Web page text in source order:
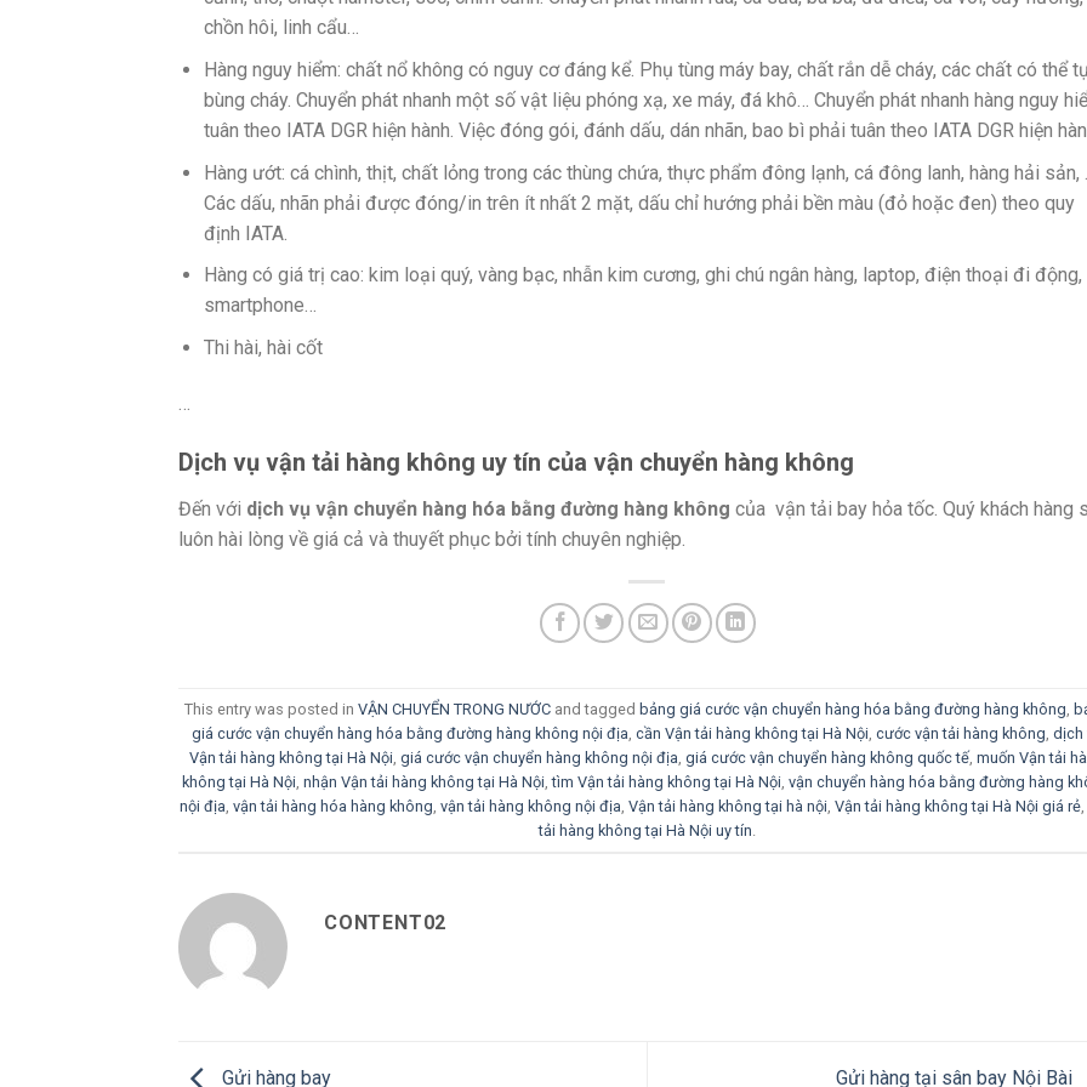
chồn hôi, linh cẩu…
Hàng nguy hiểm: chất nổ không có nguy cơ đáng kể. Phụ tùng máy bay, chất rắn dễ cháy, các chất có thể
bùng cháy. Chuyển phát nhanh một số vật liệu phóng xạ, xe máy, đá khô… Chuyển phát nhanh hàng nguy
tuân theo IATA DGR hiện hành. Việc đóng gói, đánh dấu, dán nhãn, bao bì phải tuân theo IATA DGR hiện
Hàng ướt: cá chình, thịt, chất lỏng trong các thùng chứa, thực phẩm đông lạnh, cá đông lanh, hàng hải sản, …
Các dấu, nhãn phải được đóng/in trên ít nhất 2 mặt, dấu chỉ hướng phải bền màu (đỏ hoặc đen) theo quy
định IATA.
Hàng có giá trị cao: kim loại quý, vàng bạc, nhẫn kim cương, ghi chú ngân hàng, laptop, điện thoại đi động,
smartphone…
Thi hài, hài cốt
Dịch vụ vận tải hàng không uy tín của vận chuyển hàng không
Đến với dịch vụ vận chuyển hàng hóa bằng đường hàng không của vận tải bay hỏa tốc. Quý khách hàng
luôn hài lòng về giá cả và thuyết phục bởi tính chuyên nghiệp.
This entry was posted in VẬN CHUYỂN TRONG NƯỚCand tagged bảng giá cước vận chuyển hàng hóa bằng đường hàng không
giá cước vận chuyển hàng hóa bằng đường hàng không nội địa cần Vận tải hàng không tại Hà Nội cước vận tải hàng không dịch
Vận tải hàng không tại Hà Nội giá cước vận chuyển hàng không nội địa giá cước vận chuyển hàng không quốc tế, muốn Vận tải
không tại Hà Nội ,nhận Vận tải hàng không tại Hà Nội ,tìm Vận tải hàng không tại Hà Nội ,vận chuyển hàng hóa bằng đường hàng
nội địa vận tải hàng hóa hàng không vận tải hàng không nội địa Vận tải hàng không tại hà nội Vận tải hàng không tại Hà Nội giá rẻ,
tải hàng không tại Hà Nội uy tín
CONTENT02
Gửi hàng bay Gửi hàng tại sân bay Nội Bài